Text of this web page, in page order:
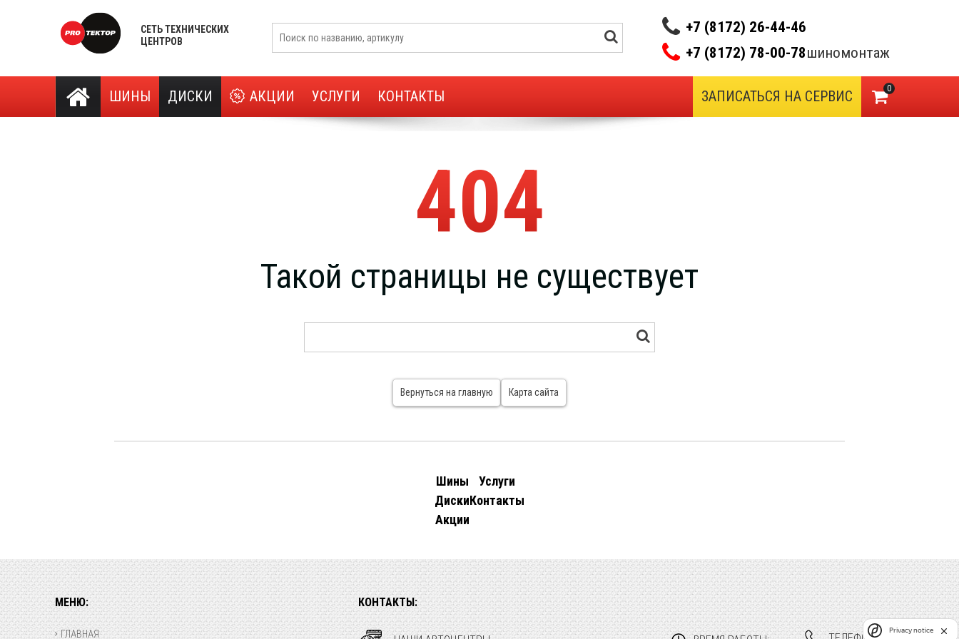
СЕТЬ ТЕХНИЧЕСКИХ
ЦЕНТРОВ
+7 (8172) 26-44-46
+7 (8172) 78-00-78шиномонтаж
ШИНЫ ДИСКИ АКЦИИ УСЛУГИ КОНТАКТЫ 0
ЗАПИСАТЬСЯ НА СЕРВИС
404
Такой страницы не существует
Вернуться на главную Карта сайта
Шины
Диски
Акции
Услуги
Контакты
МЕНЮ:
ГЛАВНАЯ
КОНТАКТЫ:
Privacy notice